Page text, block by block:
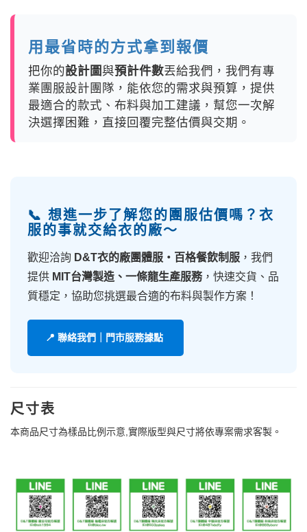
用最省時的方式拿到報價
把你的設計圖與預計件數丟給我們，我們有專
業團服設計團隊，能依您的需求與預算，提供
最適合的款式、布料與加工建議，幫您一次解
決選擇困難，直接回覆完整估價與交期。
📞 想進一步了解您的團服估價嗎？衣
服的事就交給衣的廠～
歡迎洽詢 D&T衣的廠團體服・百格餐飲制服 ，我們
提供 MIT台灣製造、一條龍生產服務，快速交貨、品
質穩定，協助您挑選最合適的布料與製作方案！
📍 聯絡我們｜門市服務據點
尺寸表
本商品尺寸為樣品比例示意,實際版型與尺寸將依專案需求客製。